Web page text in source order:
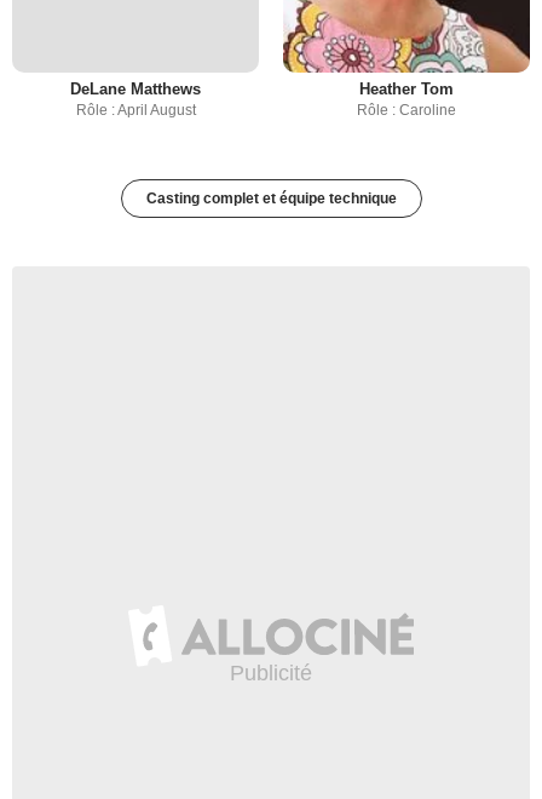
DeLane Matthews
Rôle : April August
Heather Tom
Rôle : Caroline
Casting complet et équipe technique